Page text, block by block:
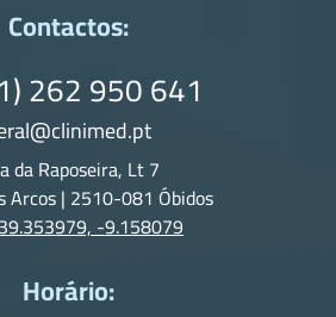
Contactos:
262 950 641
da Raposeira, Lt 7
Arcos | 2510-081 Óbidos
-9.158079
Horário: